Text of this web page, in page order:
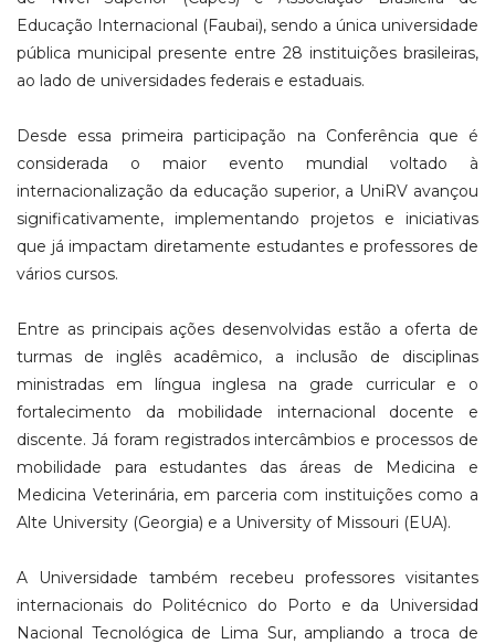
Educação Internacional (Faubai), sendo a única universidade
pública municipal presente entre 28 instituições brasileiras,
ao lado de universidades federais e estaduais.
Desde essa primeira participação na Conferência que é
considerada o maior evento mundial voltado à
internacionalização da educação superior, a UniRV avançou
significativamente, implementando projetos e iniciativas
que já impactam diretamente estudantes e professores de
vários cursos.
Entre as principais ações desenvolvidas estão a oferta de
turmas de inglês acadêmico, a inclusão de disciplinas
ministradas em língua inglesa na grade curricular e o
fortalecimento da mobilidade internacional docente e
discente. Já foram registrados intercâmbios e processos de
mobilidade para estudantes das áreas de Medicina e
Medicina Veterinária, em parceria com instituições como a
Alte University (Georgia) e a University of Missouri (EUA).
A Universidade também recebeu professores visitantes
internacionais do Politécnico do Porto e da Universidad
Nacional Tecnológica de Lima Sur, ampliando a troca de